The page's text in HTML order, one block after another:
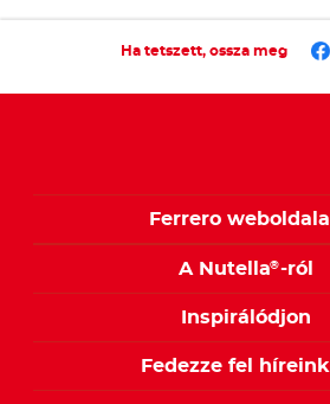
Ha tetszett, ossza meg
Ferrero
A Nutella®-ról
Inspirálódjon
Fedezze fel